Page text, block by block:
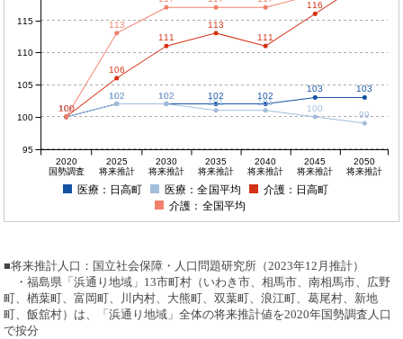
100
102 102 102 102
103
103
100
102 102
101 101
100
99
100
106
111
113
111
116
100
113
2020
国勢調査
2025
将来推計
2030
将来推計
2035
将来推計
2040
将来推計
2045
将来推計
2050
将来推計
100
110
95
105
115
医療：日高町 医療：全国平均
介護：日高町
介護：全国平均
■将来推計人口：国立社会保障・人口問題研究所（2023年12月推計）
・福島県「浜通り地域」13市町村（いわき市、相馬市、南相馬市、広野
町、楢葉町、富岡町、川内村、大熊町、双葉町、浪江町、葛尾村、新地
町、飯舘村）は、「浜通り地域」全体の将来推計値を2020年国勢調査人口
で按分